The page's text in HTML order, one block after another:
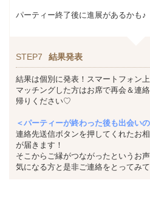
パーティー終了後に進展があるかも♪
STEP7 結果発表
結果は個別に発表！スマートフォン
マッチングした方はお席で再会＆連
帰りください♡
＜パーティーが終わった後も出会い
連絡先送信ボタンを押してくれたお
が届きます！
そこからご縁がつながったというお
気になる方と是非ご連絡をとってみ